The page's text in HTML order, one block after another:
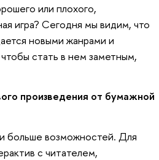
или плохого,
игра? Сегодня мы видим, что
новыми жанрами и
стать в нем заметным,
произведения от бумажной
больше возможностей. Для
с читателем,